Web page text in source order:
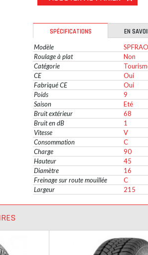
SPÉCIFICATIONS
EN
Modèle
Roulage à plat
Non
Catégorie
CE
Oui
Fabriqué CE
Oui
Poids
9
Saison
Eté
Bruit extérieur
68
Bruit en dB
1
Vitesse
V
Consommation
C
Charge
90
Hauteur
45
Diamètre
16
Freinage sur route mouillée
C
Largeur
215